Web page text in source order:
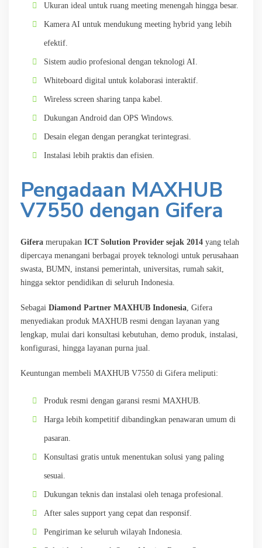
Ukuran ideal untuk ruang meeting menengah hingga besar.
Kamera AI untuk mendukung meeting hybrid yang lebih
efektif.
Sistem audio profesional dengan teknologi AI.
Whiteboard digital untuk kolaborasi interaktif.
Wireless screen sharing tanpa kabel.
Dukungan Android dan OPS Windows.
Desain elegan dengan perangkat terintegrasi.
Instalasi lebih praktis dan efisien.
Pengadaan MAXHUB
V7550 dengan Gifera
Gifera merupakan ICT Solution Provider sejak 2014 yang telah
dipercaya menangani berbagai proyek teknologi untuk perusahaan
swasta, BUMN, instansi pemerintah, universitas, rumah sakit,
hingga sektor pendidikan di seluruh Indonesia.
Sebagai Diamond Partner MAXHUB Indonesia , Gifera
menyediakan produk MAXHUB resmi dengan layanan yang
lengkap, mulai dari konsultasi kebutuhan, demo produk, instalasi,
konfigurasi, hingga layanan purna jual.
Keuntungan membeli MAXHUB V7550 di Gifera meliputi:
Produk resmi dengan garansi resmi MAXHUB.
Harga lebih kompetitif dibandingkan penawaran umum di
pasaran.
Konsultasi gratis untuk menentukan solusi yang paling
sesuai.
Dukungan teknis dan instalasi oleh tenaga profesional.
After sales support yang cepat dan responsif.
Pengiriman ke seluruh wilayah Indonesia.